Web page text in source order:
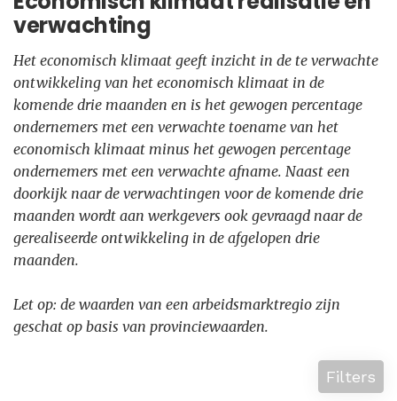
verwachting
Het economisch klimaat geeft inzicht in de te verwachte
ontwikkeling van het economisch klimaat in de
komende drie maanden en is het gewogen percentage
ondernemers met een verwachte toename van het
economisch klimaat minus het gewogen percentage
ondernemers met een verwachte afname. Naast een
doorkijk naar de verwachtingen voor de komende drie
maanden wordt aan werkgevers ook gevraagd naar de
gerealiseerde ontwikkeling in de afgelopen drie
maanden.
Let op: de waarden van een arbeidsmarktregio zijn
geschat op basis van provinciewaarden.
Filters